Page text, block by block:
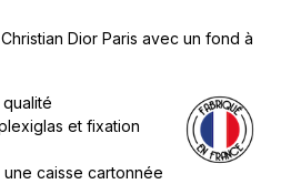
Dior Paris avec un fond à
et fixation
caisse cartonnée